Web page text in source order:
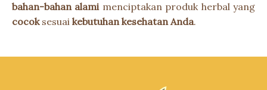
bahan-bahan alamimenciptakan produk herbal yang
cocoksesuai kebutuhan kesehatan Anda.